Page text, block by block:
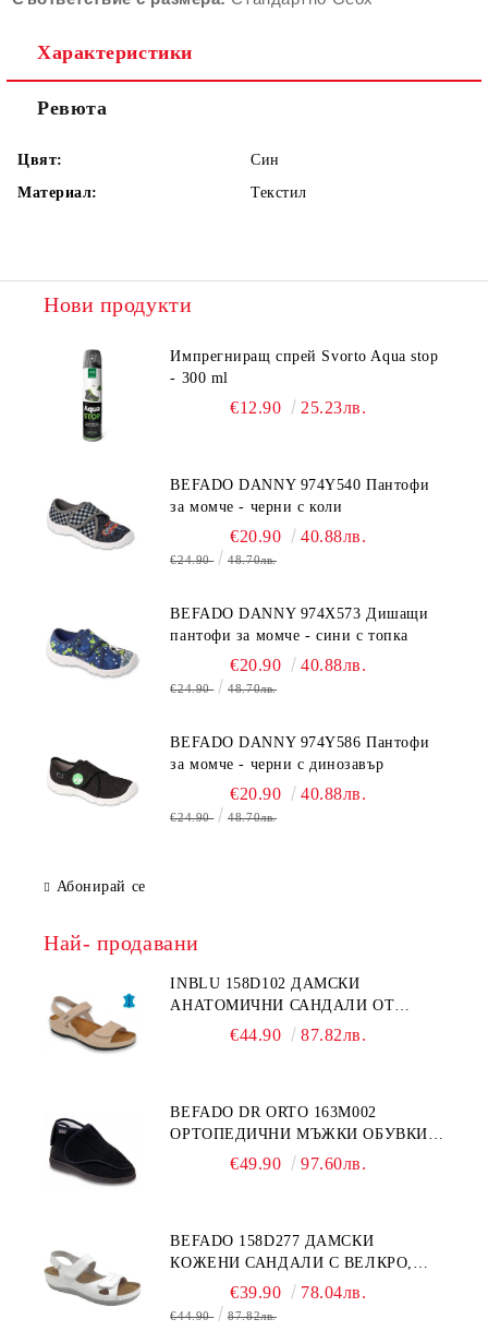
Характеристики
Ревюта
Цвят:
Син
Материал:
Текстил
Нови продукти
Импрегниращ спрей Svorto Aqua stop
- 300 ml
€12.90 25.23лв.
BEFADO DANNY 974Y540 Пантофи
за момче - черни с коли
€20.90 40.88лв.
€24.90 48.70лв.
BEFADO DANNY 974X573 Дишащи
пантофи за момче - сини с топка
€20.90 40.88лв.
€24.90 48.70лв.
BEFADO DANNY 974Y586 Пантофи
за момче - черни с динозавър
€20.90 40.88лв.
€24.90 48.70лв.
Абонирай се
Най- продавани
INBLU 158D102 ДАМСКИ
АНАТОМИЧНИ САНДАЛИ ОТ
ЕСТЕСТВЕНА КОЖА, БЕЖОВИ
€44.90 87.82лв.
BEFADO DR ORTO 163M002
ОРТОПЕДИЧНИ МЪЖКИ ОБУВКИ
ЗА ГИПСИРАН ИЛИ СВРЪХ
€49.90 97.60лв.
BEFADO 158D277 ДАМСКИ
КОЖЕНИ САНДАЛИ С ВЕЛКРО,
€39.90 78.04лв.
€44.90 87.82лв.